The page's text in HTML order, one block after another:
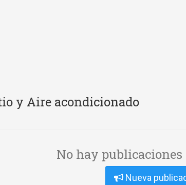
y Aire acondicionado
No hay publicaciones
Nueva